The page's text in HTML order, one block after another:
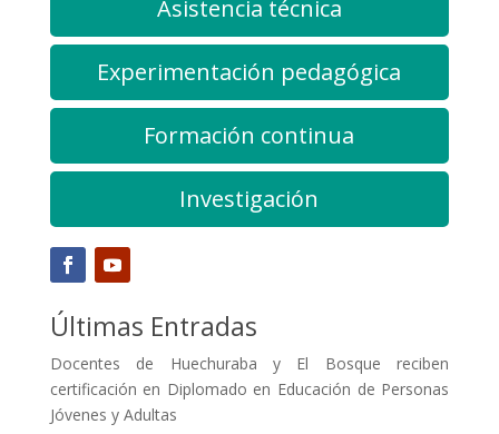
Asistencia técnica
Experimentación pedagógica
Formación continua
Investigación
Últimas Entradas
Docentes de Huechuraba y El Bosque reciben
certificación en Diplomado en Educación de Personas
Jóvenes y Adultas